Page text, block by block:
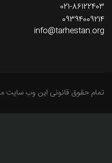
021-86122403
09394009214
info@tarhestan.org
تمام حقوق قانونی این وب سایت